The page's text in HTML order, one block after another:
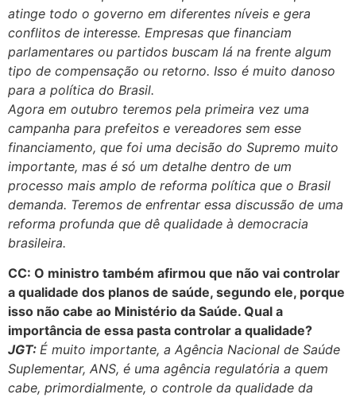
atinge todo o governo em diferentes níveis e gera
conflitos de interesse. Empresas que financiam
parlamentares ou partidos buscam lá na frente algum
tipo de compensação ou retorno. Isso é muito danoso
para a política do Brasil.
Agora em outubro teremos pela primeira vez uma
campanha para prefeitos e vereadores sem esse
financiamento, que foi uma decisão do Supremo muito
importante, mas é só um detalhe dentro de um
processo mais amplo de reforma política que o Brasil
demanda. Teremos de enfrentar essa discussão de uma
reforma profunda que dê qualidade à democracia
brasileira.
CC: O ministro também afirmou que não vai controlar
a qualidade dos planos de saúde, segundo ele, porque
isso não cabe ao Ministério da Saúde. Qual a
importância de essa pasta controlar a qualidade?
JGT: É muito importante, a Agência Nacional de Saúde
Suplementar, ANS, é uma agência regulatória a quem
cabe, primordialmente, o controle da qualidade da